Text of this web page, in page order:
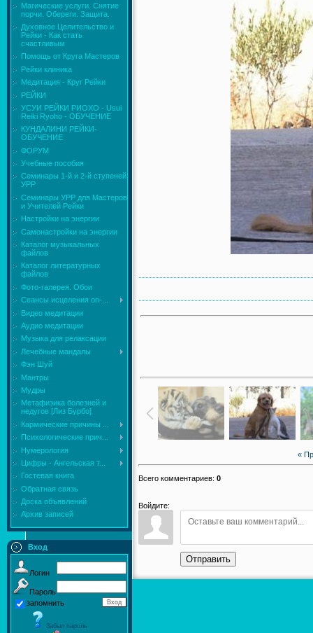
Магические услуги. Снятие
порчи. Обереги. Защита.
Духовное Целительство и
Рейки - Как стать
счастливым
Помощь от Круга Мастеров
Рейки клиника
Медитация - Круг Рейки
РЕЙКИ
УСУИ РЕЙКИ РИОХО - Usui
Reiki Ryoho - ОБУЧЕНИЕ
КУНДАЛИНИ РЕЙКИ-
ОБУЧЕНИЕ
ФОРУМ
Учебные пособия
Семинары 1-й и 2-й ступеней
УРР
Семинары УРР для Мастеров
и Учителей Рейки
Настройки на энергии
Самонастройки на энергии
Каталог музыкальных
файлов
Каталог литературных
файлов
Фото-галерея. Обои
Сеансы исцеления on-...
Видео медитации
Аудио медитации
Музыка для релаксации
Лечебные мандалы
Фэн Шуй
Мантры
Мудры
Mетафизика болезней и
недугов [Лиз Бурбо]
Кармические причины ...
Психологические прич...
Нумерология
Цифры - Ангельская т...
Гостевая книга
Обратная связь
Доска объявлений
Архив записей
Вход
Логин
Пароль
запомнить
Забыл пароль
«
Всего комментариев: 0
Войдите:
Отправить